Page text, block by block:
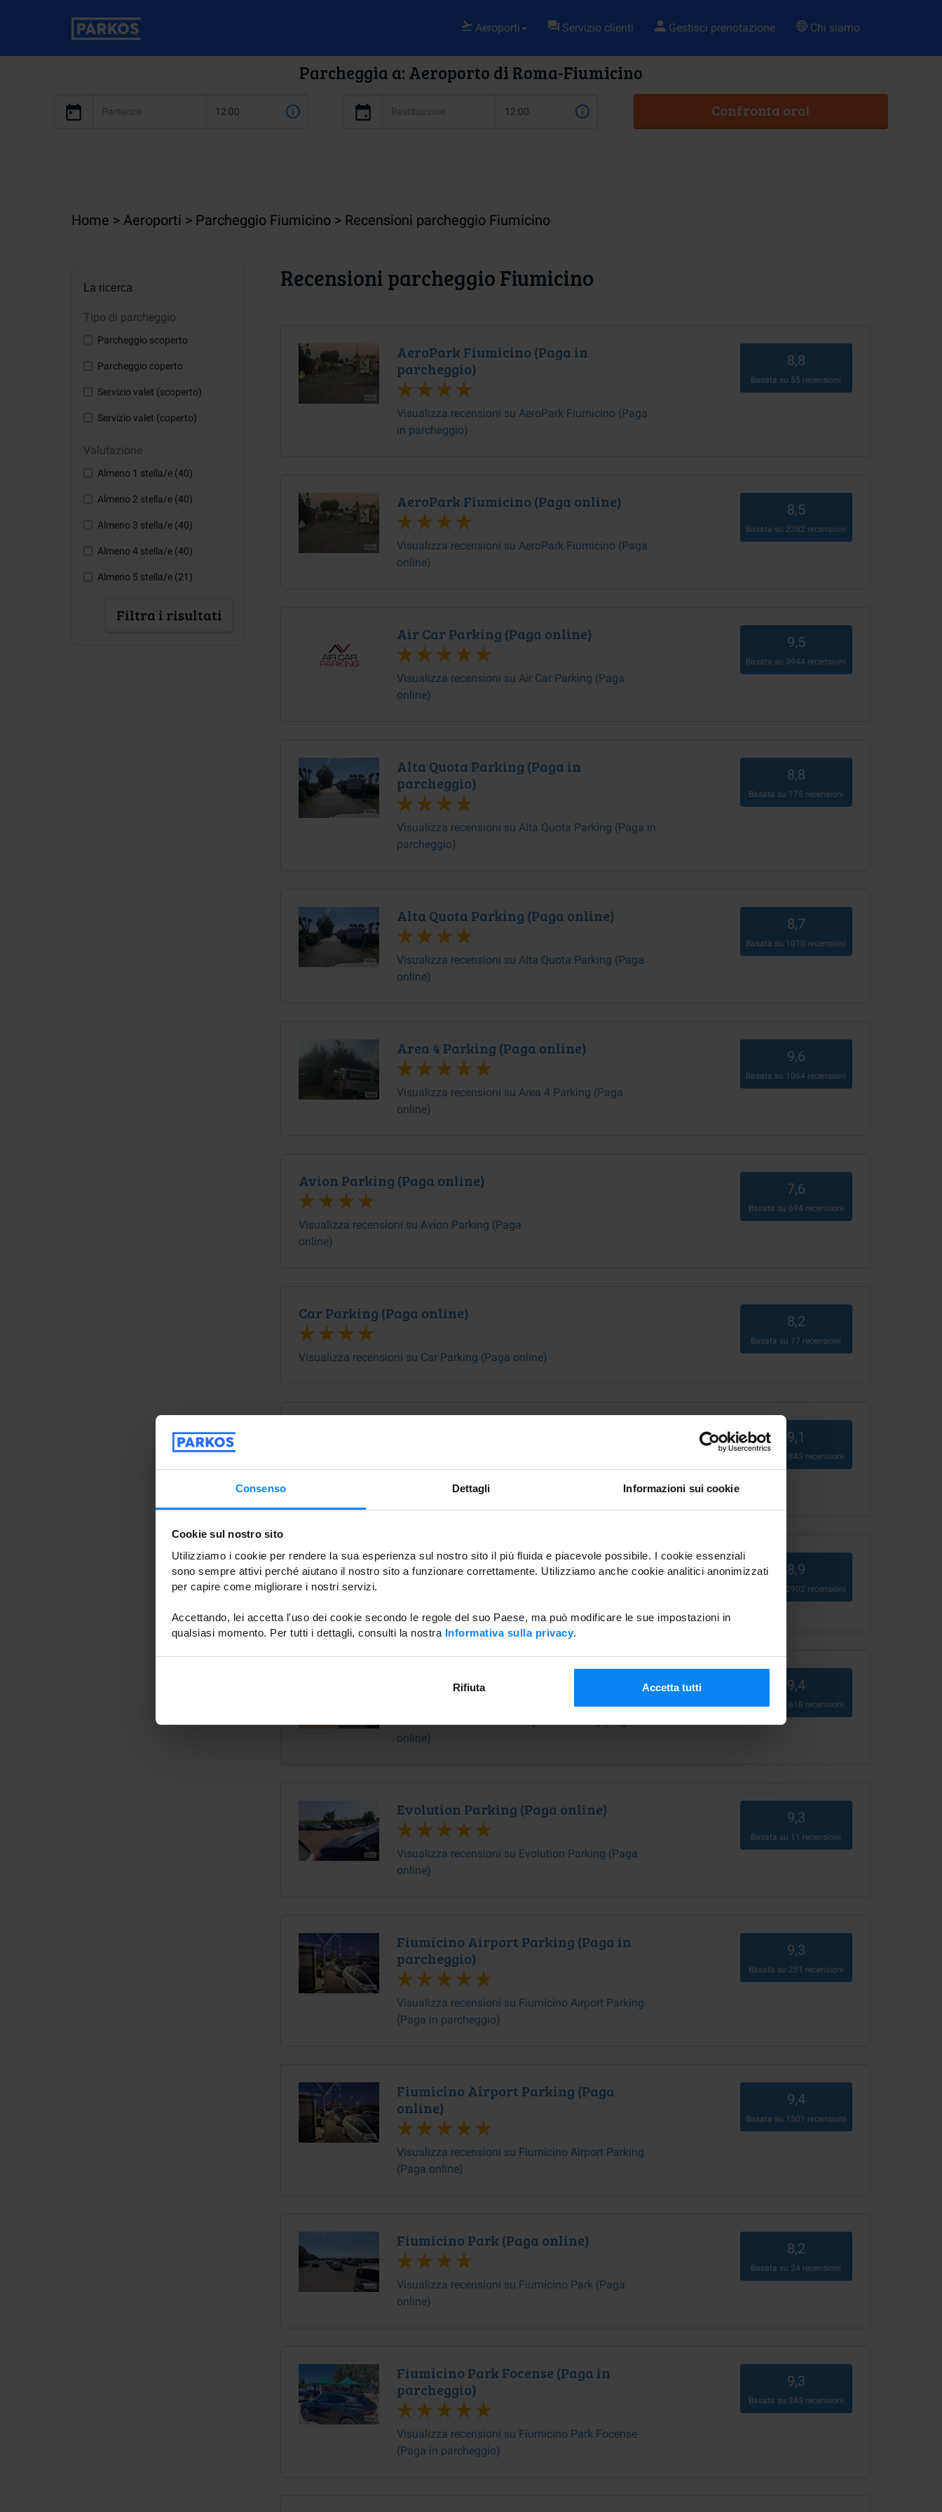
Consenso Dettagli Informazioni sui cookie
Cookie sul nostro sito
Utilizziamo i cookie per rendere la sua esperienza sul nostro sito il più fluida e piacevole possibile. I cookie essenziali
sono sempre attivi perché aiutano il nostro sito a funzionare correttamente. Utilizziamo anche cookie analitici anonimizzati
per capire come migliorare i nostri servizi.
Accettando, lei accetta l'uso dei cookie secondo le regole del suo Paese, ma può modificare le sue impostazioni in
qualsiasi momento. Per tutti i dettagli, consulti la nostra Informativa sulla privacy.
Rifiuta Accetta tutti
Aeroporti Servizio clienti Gestisci prenotazione Chi siamo
Parcheggia a: Aeroporto di Roma-Fiumicino
Confronta ora!
Home Aeroporti Parcheggio Fiumicino Recensioni parcheggio Fiumicino
La ricerca
Tipo di parcheggio
Parcheggio scoperto
Parcheggio coperto
Servizio valet (scoperto)
Servizio valet (coperto)
Valutazione
Almeno 1 stella/e (40)
Almeno 2 stella/e (40)
Almeno 3 stella/e (40)
Almeno 4 stella/e (40)
Almeno 5 stella/e (21)
Filtra i risultati
Recensioni parcheggio Fiumicino
AeroPark Fiumicino (Paga in
parcheggio)
Visualizza recensioni su AeroPark Fiumicino (Paga
in parcheggio)
8,8
Basata su 55 recensioni
AeroPark Fiumicino (Paga online)
Visualizza recensioni su AeroPark Fiumicino (Paga
online)
8,5
Basata su 2382 recensioni
Air Car Parking (Paga online)
Visualizza recensioni su Air Car Parking (Paga
online)
9,5
Basata su 3944 recensioni
Alta Quota Parking (Paga in
parcheggio)
Visualizza recensioni su Alta Quota Parking (Paga in
parcheggio)
8,8
Basata su 175 recensioni
Alta Quota Parking (Paga online)
Visualizza recensioni su Alta Quota Parking (Paga
online)
8,7
Basata su 1010 recensioni
Area 4 Parking (Paga online)
Visualizza recensioni su Area 4 Parking (Paga
online)
9,6
Basata su 1064 recensioni
Avion Parking (Paga online)
Visualizza recensioni su Avion Parking (Paga
online)
7,6
Basata su 694 recensioni
Car Parking (Paga online)
Visualizza recensioni su Car Parking (Paga online)
8,2
Basata su 77 recensioni
Visualizza recensioni su Carbusters (Paga in
parcheggio)
9,1
843 recensioni
Carbusters (Paga online) 8,9
2902 recensioni
Visualizza recensioni su Cayman Parking (Paga
online)
9,4
Basata su 618 recensioni
Evolution Parking (Paga online)
Visualizza recensioni su Evolution Parking (Paga
online)
9,3
Basata su 11 recensioni
Fiumicino Airport Parking (Paga in
parcheggio)
Visualizza recensioni su Fiumicino Airport Parking
(Paga in parcheggio)
9,3
Basata su 251 recensioni
Fiumicino Airport Parking (Paga
online)
Visualizza recensioni su Fiumicino Airport Parking
(Paga online)
9,4
Basata su 1501 recensioni
Fiumicino Park (Paga online)
Visualizza recensioni su Fiumicino Park (Paga
online)
8,2
Basata su 24 recensioni
Fiumicino Park Focense (Paga in
parcheggio)
Visualizza recensioni su Fiumicino Park Focense
(Paga in parcheggio)
9,3
Basata su 243 recensioni